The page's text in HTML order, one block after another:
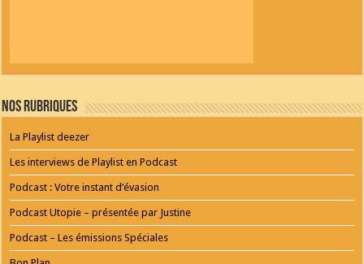
Nos Rubriques
La Playlist deezer
Les interviews de Playlist en Podcast
Podcast : Votre instant d’évasion
Podcast Utopie – présentée par Justine
Podcast – Les émissions Spéciales